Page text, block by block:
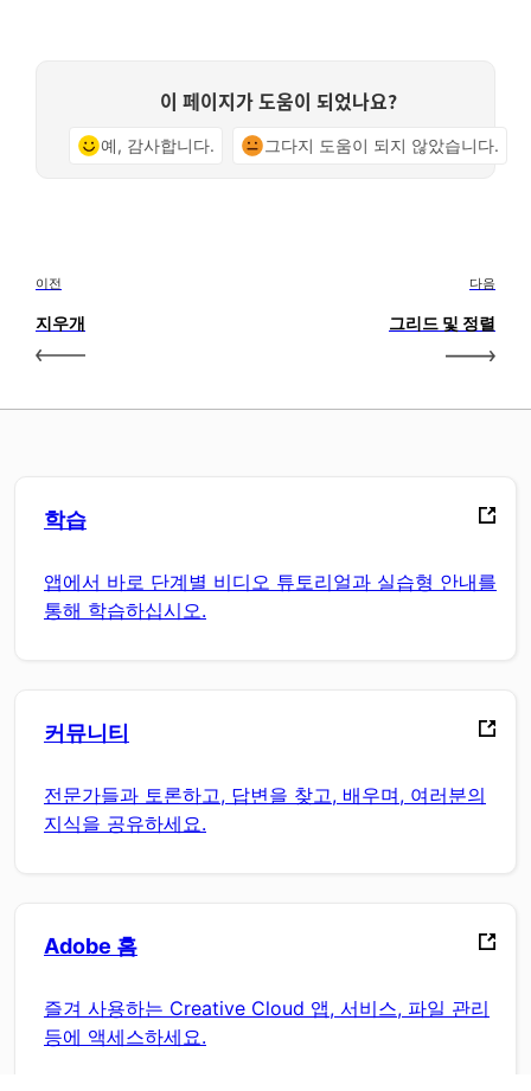
이 페이지가 도움이 되었나요?
예, 감사합니다. 그다지 도움이 되지 않았습니다.
이전
지우개
다음
그리드 및 정렬
학습
앱에서 바로 단계별 비디오 튜토리얼과 실습형 안내를
통해 학습하십시오.
커뮤니티
전문가들과 토론하고, 답변을 찾고, 배우며, 여러분의
지식을 공유하세요.
Adobe 홈
즐겨 사용하는 Creative Cloud 앱, 서비스, 파일 관리
등에 액세스하세요.